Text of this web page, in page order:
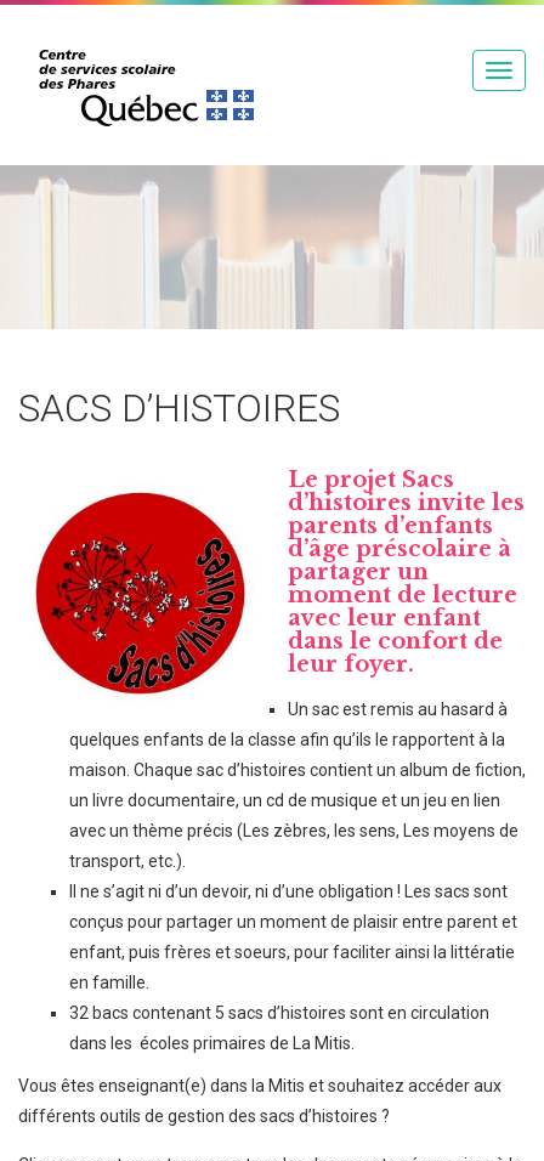
T
g
n
o
SACS D’HISTOIRES
Le projet Sacs
d’histoires invite les
parents d’enfants
d’âge préscolaire à
partager un
moment de lecture
avec leur enfant
dans le confort de
leur foyer.
Un sac est remis au hasard à
quelques enfants de la classe afin qu’ils le rapportent à la
maison. Chaque sac d’histoires contient un album de fiction,
un livre documentaire, un cd de musique et un jeu en lien
avec un thème précis (Les zèbres, les sens, Les moyens de
transport, etc.).
Il ne s’agit ni d’un devoir, ni d’une obligation ! Les sacs sont
conçus pour partager un moment de plaisir entre parent et
enfant, puis frères et soeurs, pour faciliter ainsi la littératie
en famille.
32 bacs contenant 5 sacs d’histoires sont en circulation
dans les écoles primaires de La Mitis.
Vous êtes enseignant(e) dans la Mitis et souhaitez accéder aux
différents outils de gestion des sacs d’histoires ?